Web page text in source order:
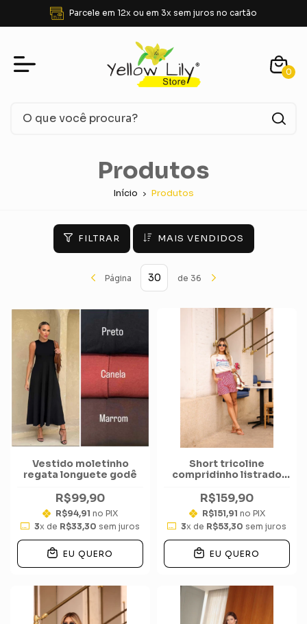
FRETE GRÁTIS para SUDESTE acima
0
Produtos
Início Produtos
FILTRAR MAIS VENDIDOS
Página de 36
Vestido moletinho
regata longuete godê
R$99,90
R$94,91 no PIX
3x de R$33,30 sem juros
EU QUERO
Short tricoline
compridinho listrado
R$159,90
R$151,91 no PIX
3x de R$53,30 sem juros
EU QUERO